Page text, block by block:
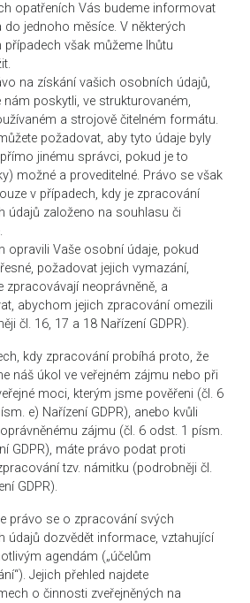
opatřeních Vás budeme informovat
do jednoho měsíce. V některých
případech však můžeme lhůtu
na získání vašich osobních údajů,
nám poskytli, ve strukturovaném,
a strojově čitelném formátu.
požadovat, aby tyto údaje byly
jinému správci, pokud je to
možné a proveditelné. Právo se však
v případech, kdy je zpracování
údajů založeno na souhlasu či
opravili Vaše osobní údaje, pokud
požadovat jejich vymazání,
zpracovávají neoprávněně, a
abychom jejich zpracování omezili
čl. 16, 17 a 18 Nařízení GDPR).
kdy zpracování probíhá proto, že
náš úkol ve veřejném zájmu nebo při
moci, kterým jsme pověřeni (čl. 6
e) Nařízení GDPR), anebo kvůli
zájmu (čl. 6 odst. 1 písm.
GDPR), máte právo podat proti
tzv. námitku (podrobněji čl.
GDPR).
právo se o zpracování svých
údajů dozvědět informace, vztahující
agendám („účelům
Jejich přehled najdete
o činnosti zveřejněných na